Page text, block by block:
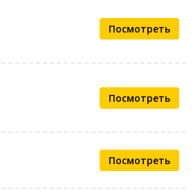
Посмотреть
Посмотреть
Посмотреть